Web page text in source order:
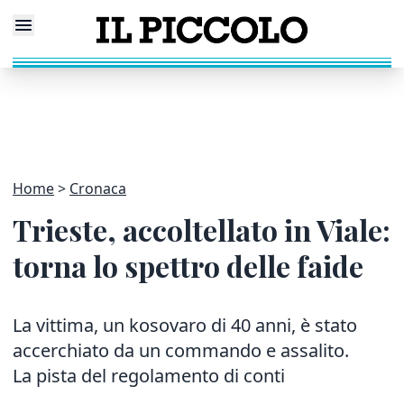
Home Cronaca
Trieste, accoltellato in Viale:
torna lo spettro delle faide
La vittima, un kosovaro di 40 anni, è stato
accerchiato da un commando e assalito.
La pista del regolamento di conti